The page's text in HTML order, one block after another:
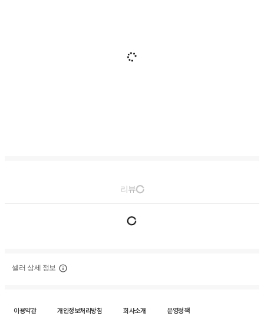
리뷰
셀러 상세 정보
이용약관 개인정보처리방침 회사소개
운영정책